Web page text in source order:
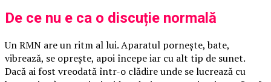
De ce nu e ca o discuție normală
Un RMN are un ritm al lui. Aparatul pornește, bate,
vibrează, se oprește, apoi începe iar cu alt tip de sunet.
Dacă ai fost vreodată într-o clădire unde se lucrează cu